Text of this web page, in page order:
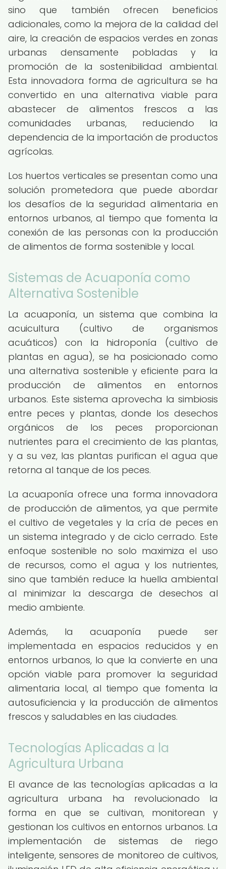
sino que también ofrecen beneficios
adicionales, como la mejora de la calidad del
aire, la creación de espacios verdes en zonas
urbanas densamente pobladas y la
promoción de la sostenibilidad ambiental.
Esta innovadora forma de agricultura se ha
convertido en una alternativa viable para
abastecer de alimentos frescos a las
comunidades urbanas, reduciendo la
dependencia de la importación de productos
agrícolas.
Los huertos verticales se presentan como una
solución prometedora que puede abordar
los desafíos de la seguridad alimentaria en
entornos urbanos, al tiempo que fomenta la
conexión de las personas con la producción
de alimentos de forma sostenible y local.
Sistemas de Acuaponía como
Alternativa Sostenible
La acuaponía, un sistema que combina la
acuicultura (cultivo de organismos
acuáticos) con la hidroponía (cultivo de
plantas en agua), se ha posicionado como
una alternativa sostenible y eficiente para la
producción de alimentos en entornos
urbanos. Este sistema aprovecha la simbiosis
entre peces y plantas, donde los desechos
orgánicos de los peces proporcionan
nutrientes para el crecimiento de las plantas,
y a su vez, las plantas purifican el agua que
retorna al tanque de los peces.
La acuaponía ofrece una forma innovadora
de producción de alimentos, ya que permite
el cultivo de vegetales y la cría de peces en
un sistema integrado y de ciclo cerrado. Este
enfoque sostenible no solo maximiza el uso
de recursos, como el agua y los nutrientes,
sino que también reduce la huella ambiental
al minimizar la descarga de desechos al
medio ambiente.
Además, la acuaponía puede ser
implementada en espacios reducidos y en
entornos urbanos, lo que la convierte en una
opción viable para promover la seguridad
alimentaria local, al tiempo que fomenta la
autosuficiencia y la producción de alimentos
frescos y saludables en las ciudades.
Tecnologías Aplicadas a la
Agricultura Urbana
El avance de las tecnologías aplicadas a la
agricultura urbana ha revolucionado la
forma en que se cultivan, monitorean y
gestionan los cultivos en entornos urbanos. La
implementación de sistemas de riego
inteligente, sensores de monitoreo de cultivos,